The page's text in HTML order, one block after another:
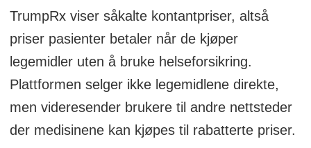
TrumpRx viser såkalte kontantpriser, altså
priser pasienter betaler når de kjøper
legemidler uten å bruke helseforsikring.
Plattformen selger ikke legemidlene direkte,
men videresender brukere til andre nettsteder
der medisinene kan kjøpes til rabatterte priser.